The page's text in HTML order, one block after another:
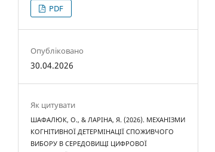
PDF
Опубліковано
30.04.2026
Як цитувати
ШАФАЛЮК, О., & ЛАРІНА, Я. (2026). МЕХАНІЗМИ
КОГНІТИВНОЇ ДЕТЕРМІНАЦІЇ СПОЖИВЧОГО
ВИБОРУ В СЕРЕДОВИЩІ ЦИФРОВОЇ